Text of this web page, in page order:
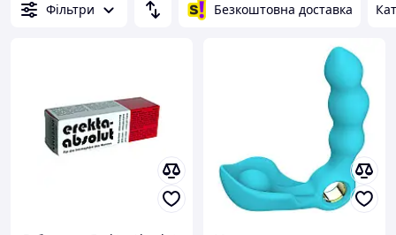
Фільтри Безкоштовна доставка